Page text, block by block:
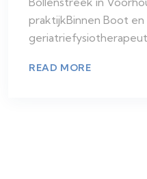
praktijkBinnen Boot en
READ MORE